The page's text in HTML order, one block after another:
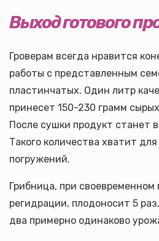
Выход готового
Гроверам всегда нравится
работы с представленным
пластинчатых. Один литр
принесет 150-230 грамм
После сушки продукт станет
Такого количества хватит
погружений.
Грибница, при своевременном
регидрации, плодоносит 5
два примерно одинаково